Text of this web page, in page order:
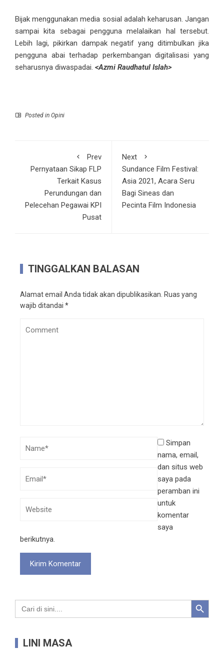
Bijak menggunakan media sosial adalah keharusan. Jangan
sampai kita sebagai pengguna melalaikan hal tersebut.
Lebih lagi, pikirkan dampak negatif yang ditimbulkan jika
pengguna abai terhadap perkembangan digitalisasi yang
seharusnya diwaspadai. <Azmi Raudhatul Islah>
Posted in Opini
Prev
Pernyataan Sikap FLP
Terkait Kasus
Perundungan dan
Pelecehan Pegawai KPI
Pusat
Next
Sundance Film Festival:
Asia 2021, Acara Seru
Bagi Sineas dan
Pecinta Film Indonesia
TINGGALKAN BALASAN
Alamat email Anda tidak akan dipublikasikan. Ruas yang
wajib ditandai *
Simpan
nama, email,
dan situs web
saya pada
peramban ini
untuk
komentar
saya
berikutnya.
Search
for:
Search Button
LINI MASA